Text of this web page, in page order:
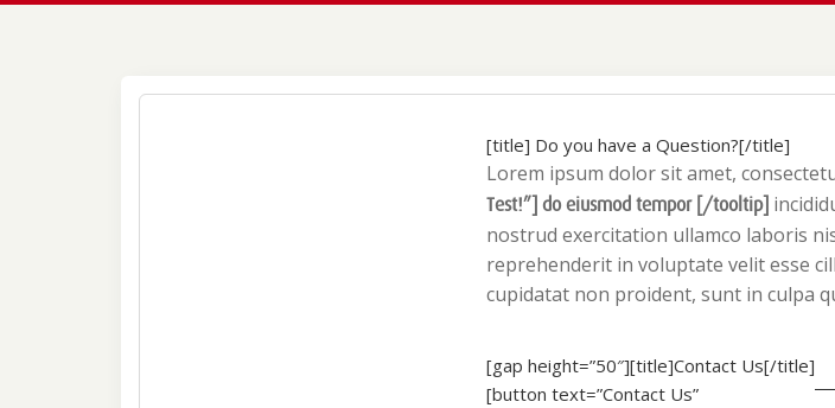
[title] Do you have a Question?[/title]
Lorem ipsum dolor sit amet,
Test!”] do eiusmod tempor [/tooltip]
nostrud exercitation ullamco laboris
reprehenderit in voluptate velit esse
cupidatat non proident, sunt in culpa
[gap height=”50″][title]Contact Us[/title]
[button text=”Contact Us”